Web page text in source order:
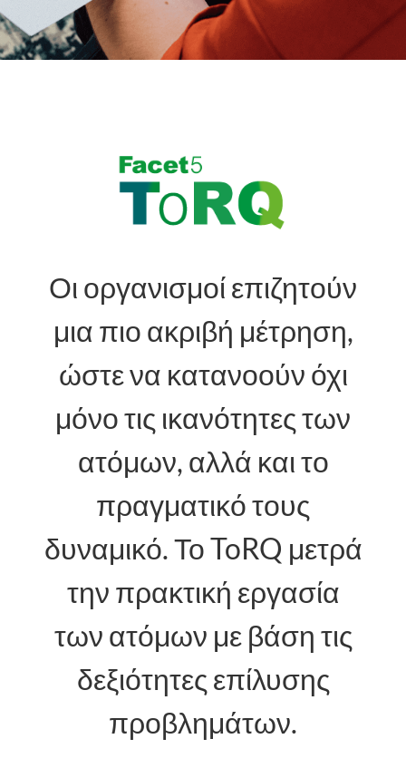
Επικοινωνία
Οι οργανισμοί επιζητούν
μια πιο ακριβή μέτρηση,
ώστε να κατανοούν όχι
μόνο τις ικανότητες των
ατόμων, αλλά και το
πραγματικό τους
δυναμικό. Το ToRQ μετρά
την πρακτική εργασία
των ατόμων με βάση τις
δεξιότητες επίλυσης
προβλημάτων.